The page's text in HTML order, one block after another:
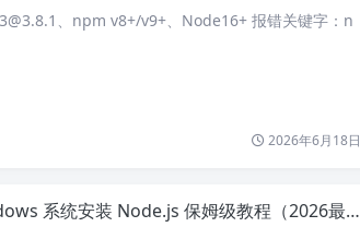
、npm v8+/v9+、Node16+ 报错关键字：n
2026年6月18日
系统安装 Node.js 保姆级教程（2026最新）